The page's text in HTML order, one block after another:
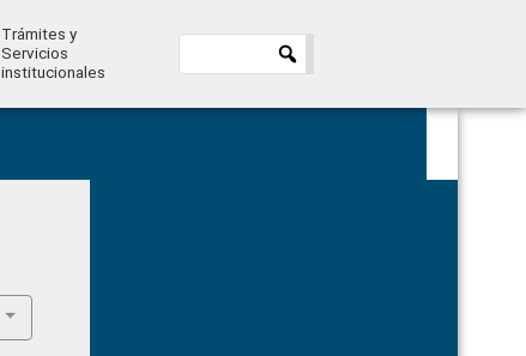
Trámites y
Servicios
institucionales